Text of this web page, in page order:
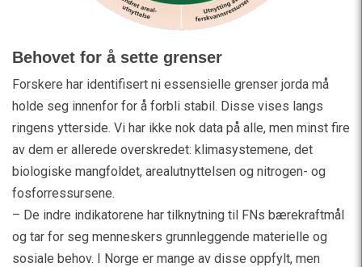
Behovet for å sette grenser
Forskere har identifisert ni essensielle grenser jorda må
holde seg innenfor for å forbli stabil. Disse vises langs
ringens ytterside. Vi har ikke nok data på alle, men minst fire
av dem er allerede overskredet: klimasystemene, det
biologiske mangfoldet, arealutnyttelsen og nitrogen- og
fosforressursene.
– De indre indikatorene har tilknytning til FNs bærekraftmål
og tar for seg menneskers grunnleggende materielle og
sosiale behov. I Norge er mange av disse oppfylt, men